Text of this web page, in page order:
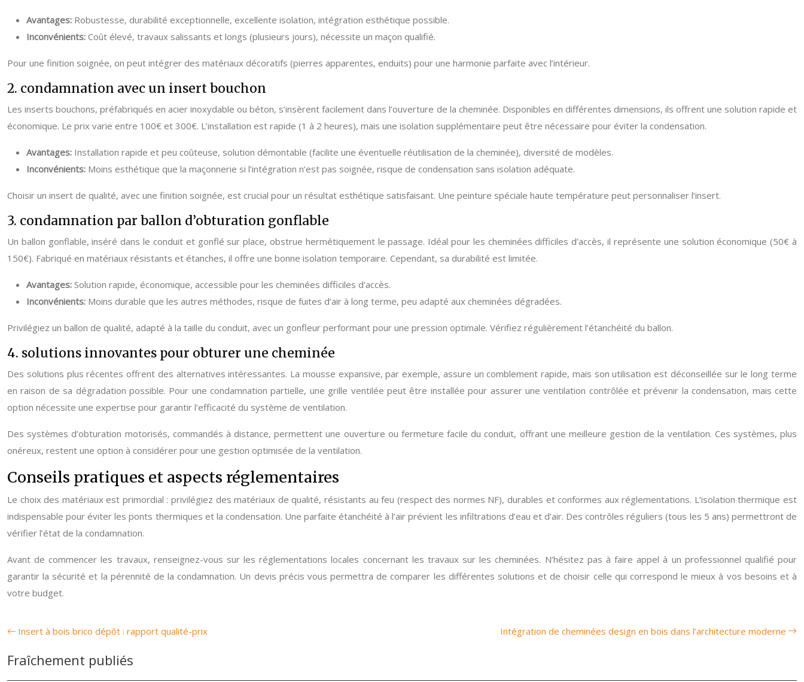
Avantages: Robustesse, durabilité exceptionnelle, excellente isolation, intégration esthétique possible.
Inconvénients: Coût élevé, travaux salissants et longs (plusieurs jours), nécessite un maçon qualifié.
Pour une finition soignée, on peut intégrer des matériaux décoratifs (pierres apparentes, enduits) pour une harmonie parfaite avec l’intérieur.
2. condamnation avec un insert bouchon
Les inserts bouchons, préfabriqués en acier inoxydable ou béton, s’insèrent facilement dans l’ouverture de la cheminée. Disponibles en différentes dimensions, ils offrent une solution rapide et
économique. Le prix varie entre 100€ et 300€. L’installation est rapide (1 à 2 heures), mais une isolation supplémentaire peut être nécessaire pour éviter la condensation.
Avantages: Installation rapide et peu coûteuse, solution démontable (facilite une éventuelle réutilisation de la cheminée), diversité de modèles.
Inconvénients: Moins esthétique que la maçonnerie si l’intégration n’est pas soignée, risque de condensation sans isolation adéquate.
Choisir un insert de qualité, avec une finition soignée, est crucial pour un résultat esthétique satisfaisant. Une peinture spéciale haute température peut personnaliser l’insert.
3. condamnation par ballon d’obturation gonflable
Un ballon gonflable, inséré dans le conduit et gonflé sur place, obstrue hermétiquement le passage. Idéal pour les cheminées difficiles d’accès, il représente une solution économique (50€ à
150€). Fabriqué en matériaux résistants et étanches, il offre une bonne isolation temporaire. Cependant, sa durabilité est limitée.
Avantages: Solution rapide, économique, accessible pour les cheminées difficiles d’accès.
Inconvénients: Moins durable que les autres méthodes, risque de fuites d’air à long terme, peu adapté aux cheminées dégradées.
Privilégiez un ballon de qualité, adapté à la taille du conduit, avec un gonfleur performant pour une pression optimale. Vérifiez régulièrement l’étanchéité du ballon.
4. solutions innovantes pour obturer une cheminée
Des solutions plus récentes offrent des alternatives intéressantes. La mousse expansive, par exemple, assure un comblement rapide, mais son utilisation est déconseillée sur le long terme
en raison de sa dégradation possible. Pour une condamnation partielle, une grille ventilée peut être installée pour assurer une ventilation contrôlée et prévenir la condensation, mais cette
option nécessite une expertise pour garantir l’efficacité du système de ventilation.
Des systèmes d’obturation motorisés, commandés à distance, permettent une ouverture ou fermeture facile du conduit, offrant une meilleure gestion de la ventilation. Ces systèmes, plus
onéreux, restent une option à considérer pour une gestion optimisée de la ventilation.
Conseils pratiques et aspects réglementaires
Le choix des matériaux est primordial : privilégiez des matériaux de qualité, résistants au feu (respect des normes NF), durables et conformes aux réglementations. L’isolation thermique est
indispensable pour éviter les ponts thermiques et la condensation. Une parfaite étanchéité à l’air prévient les infiltrations d’eau et d’air. Des contrôles réguliers (tous les 5 ans) permettront de
vérifier l’état de la condamnation.
Avant de commencer les travaux, renseignez-vous sur les réglementations locales concernant les travaux sur les cheminées. N’hésitez pas à faire appel à un professionnel qualifié pour
garantir la sécurité et la pérennité de la condamnation. Un devis précis vous permettra de comparer les différentes solutions et de choisir celle qui correspond le mieux à vos besoins et à
votre budget.
Insert à bois brico dépôt : rapport qualité-prix Intégration de cheminées design en bois dans l’architecture moderne
Fraîchement publiés